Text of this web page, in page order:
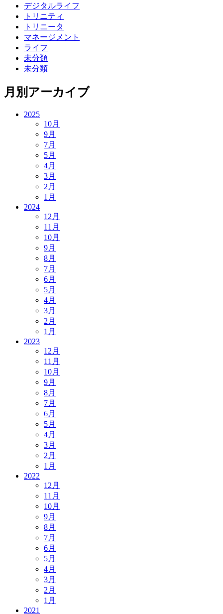
デジタルライフ
トリニティ
トリニータ
マネージメント
ライフ
未分類
未分類
月別アーカイブ
2025
10月
9月
7月
5月
4月
3月
2月
1月
2024
12月
11月
10月
9月
8月
7月
6月
5月
4月
3月
2月
1月
2023
12月
11月
10月
9月
8月
7月
6月
5月
4月
3月
2月
1月
2022
12月
11月
10月
9月
8月
7月
6月
5月
4月
3月
2月
1月
2021